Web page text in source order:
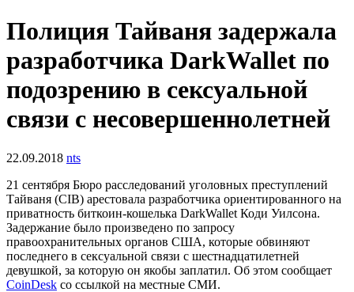
Полиция Тайваня задержала
разработчика DarkWallet по
подозрению в сексуальной
связи с несовершеннолетней
22.09.2018 nts
21 сентября Бюро расследований уголовных преступлений
Тайваня (CIB) арестовала разработчика ориентированного на
приватность биткоин-кошелька DarkWallet Коди Уилсона.
Задержание было произведено по запросу
правоохранительных органов США, которые обвиняют
последнего в сексуальной связи с шестнадцатилетней
девушкой, за которую он якобы заплатил. Об этом сообщает
CoinDesk со ссылкой на местные СМИ.